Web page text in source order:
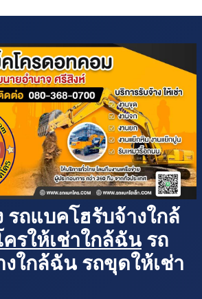
รถแบคโฮรับจ้างใกล้
รให้เช่าใกล้ฉัน รถ
ใกล้ฉัน รถขุดให้เช่า